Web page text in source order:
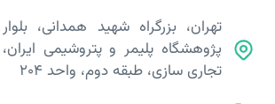
تهران، بزرگراه شهید همدانی،
پژوهشگاه پلیمر و پتروشیمی
تجاری سازی، طبقه دوم، واحد 204